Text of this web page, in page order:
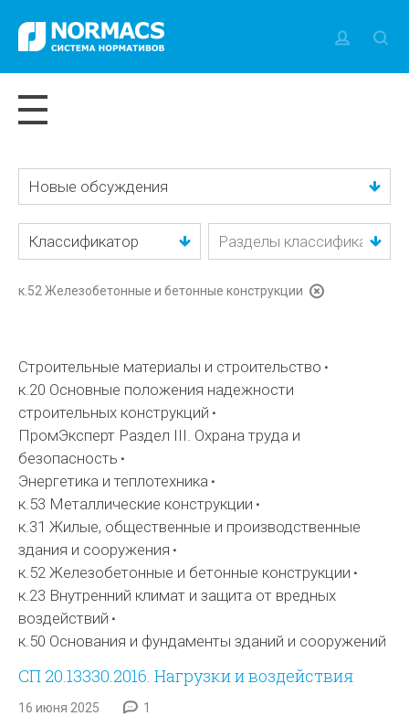
Новые обсуждения
Классификатор
к.52 Железобетонные и бетонные конструкции
Строительные материалы и строительство
к.20 Основные положения надежности
строительных конструкций
ПромЭксперт Раздел III. Охрана труда и
безопасность
Энергетика и теплотехника
к.53 Металлические конструкции
к.31 Жилые, общественные и производственные
здания и сооружения
к.52 Железобетонные и бетонные конструкции
к.23 Внутренний климат и защита от вредных
воздействий
к.50 Основания и фундаменты зданий и сооружений
СП 20.13330.2016. Нагрузки и воздействия
16 июня 2025 1